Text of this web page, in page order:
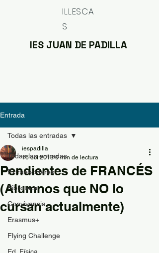
ILLESCA
S
IES JUAN DE PADILLA
Entrada
Todas las entradas
Extraescolares
Biblioteca
Convivencia
Erasmus+
Flying Challenge
Todas las entradas
Pendientes de FRANCÉS
(Alumnos que NO lo
cursan actualmente)
iespadilla
16 oct 2018 0 min de lectura